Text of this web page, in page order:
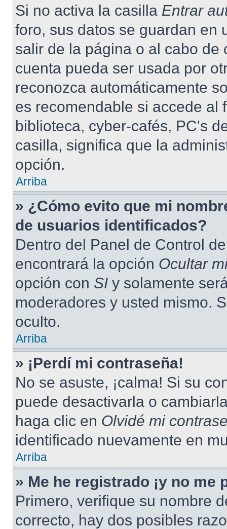
Si no activa la casilla Entrar
foro, sus datos se guardan en
salir de la página o al cabo de
cuenta pueda ser usada por
reconozca automáticamente
es recomendable si accede al
biblioteca, cyber-cafés, PC's
casilla, significa que la
opción.
Arriba
» ¿Cómo evito que mi
de usuarios identificados?
Dentro del Panel de Control
encontrará la opción Ocultar
opción con SI y solamente
moderadores y usted mismo.
oculto.
Arriba
» ¡Perdí mi contraseña!
No se asuste, ¡calma! Si su
puede desactivarla o
haga clic en Olvidé mi
identificado nuevamente en
Arriba
» Me he registrado ¡y no me
Primero, verifique su nombre
correcto, hay dos posibles